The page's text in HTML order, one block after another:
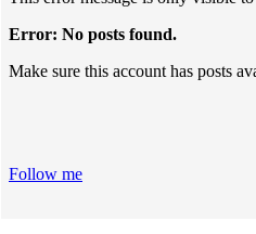
Error: No posts found.
Make sure this account has posts
Follow me